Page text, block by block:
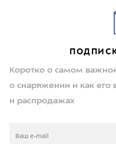
Коротко о самом
о снаряжении и как его
и распродажах